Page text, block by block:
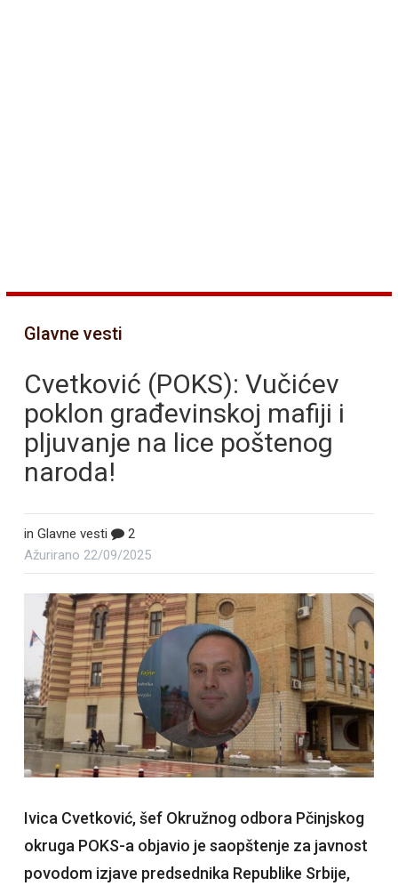
Glavne vesti
Cvetković (POKS): Vučićev
poklon građevinskoj mafiji i
pljuvanje na lice poštenog
naroda!
in Glavne vesti
2
Ažurirano 22/09/2025
Ivica Cvetković, šef Okružnog odbora Pčinjskog
okruga POKS-a objavio je saopštenje za javnost
povodom izjave predsednika Republike Srbije,